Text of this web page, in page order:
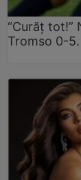
“Curăț tot!”
Tromso 0-